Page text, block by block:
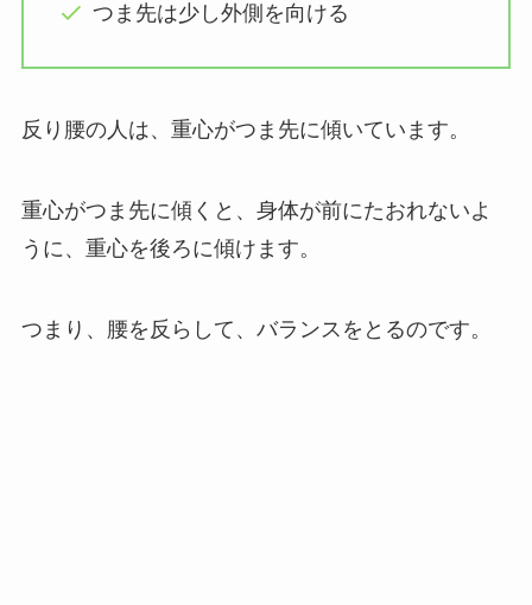
つま先は少し外側を向ける
反り腰の人は、重心がつま先に傾いています。
重心がつま先に傾くと、身体が前にたおれないよ
うに、重心を後ろに傾けます。
つまり、腰を反らして、バランスをとるのです。